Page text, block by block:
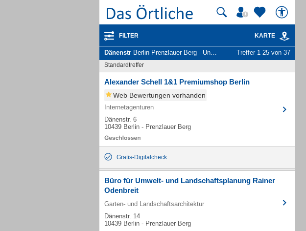
FILTER KARTE
Dänenstr Berlin Prenzlauer Berg - Unternehmen und Personen Treffer 1-25 von 37
Standardtreffer
Alexander Schell 1&1 Premiumshop Berlin
Web Bewertungen vorhanden
Internetagenturen
Dänenstr. 6
10439 Berlin - Prenzlauer Berg
Gratis-Digitalcheck
Büro für Umwelt- und Landschaftsplanung Rainer
Odenbreit
Garten- und Landschaftsarchitektur
Dänenstr. 14
10439 Berlin - Prenzlauer Berg